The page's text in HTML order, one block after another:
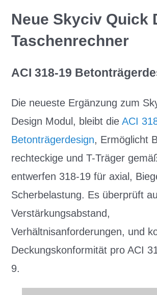
Neue Skyciv Quick
Taschenrechner
ACI 318-19
Die neueste Ergänzung zum
Design Modul, bleibt dieACI
Betonträgerdesign, Ermöglicht
rechteckige und T-Träger
entwerfen 318-19 für axial,
Scherbelastung. Es überprüft
Verstärkungsabstand,
Verhältnisanforderungen, und
Deckungskonformität pro ACI
9.